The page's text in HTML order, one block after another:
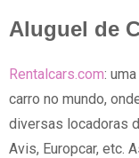
Aluguel de
Rentalcars.com:
carro no mundo,
diversas locadoras
Avis, Europcar, etc.